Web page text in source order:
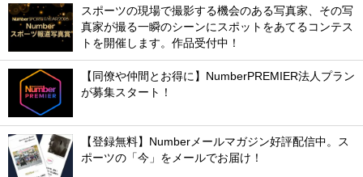
スポーツの現場で撮影する機会のある写真家、その写
真家が撮る一瞬のシーンにスポットをあてるコンテス
トを開催します。作品受付中！
【同僚や仲間とお得に】NumberPREMIER法人プラン
が募集スタート！
【登録無料】Numberメールマガジン好評配信中。ス
ポーツの「今」をメールでお届け！